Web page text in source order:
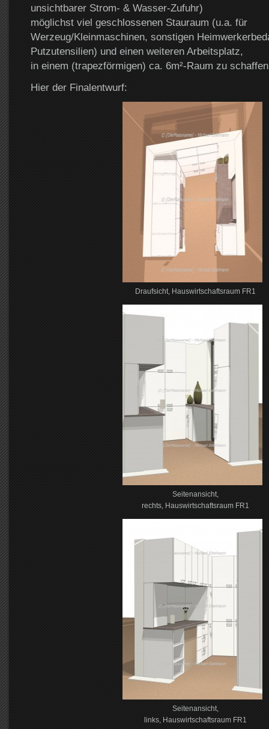
unsichtbarer Strom- & Wasser-Zufuhr)
möglichst viel geschlossenen Stauraum (u.a. für
Werzeug/Kleinmaschinen, sonstigen
Putzutensilien) und einen weiteren Arbeitsplatz,
in einem (trapezförmigen) ca. 6m²-Raum zu
Hier der Finalentwurf:
Draufsicht, Hauswirtschaftsraum FR1
Seitenansicht,
rechts, Hauswirtschaftsraum FR1
Seitenansicht,
links, Hauswirtschaftsraum FR1